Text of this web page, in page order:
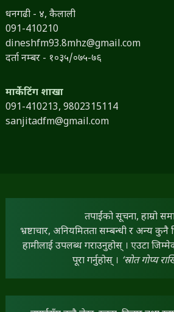
धनगढी - ४, कैलाली
091-410210
dineshfm93.8mhz@gmail.com
दर्ता नम्बर - १०३५/०७५-७६
मार्केटिंग शाखा
091-410213, 9802315114
sanjitadfm@gmail.com
तपाईंको सूचना, हाम्रो
भ्रष्टाचार, अनियमितता सम्बन्धी र अन्य
हामीलाई उपलब्ध गराउनुहोस् । एउटा
पूरा गर्नुहोस् । ‘स्रोत गोप्य